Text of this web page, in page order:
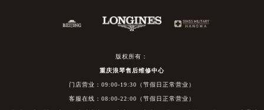
版权所有：
重庆浪琴售后维修中心
门店营业：09:00-19:30（节假日正常营业）
客服在线：08:00-22:00（节假日正常营业）